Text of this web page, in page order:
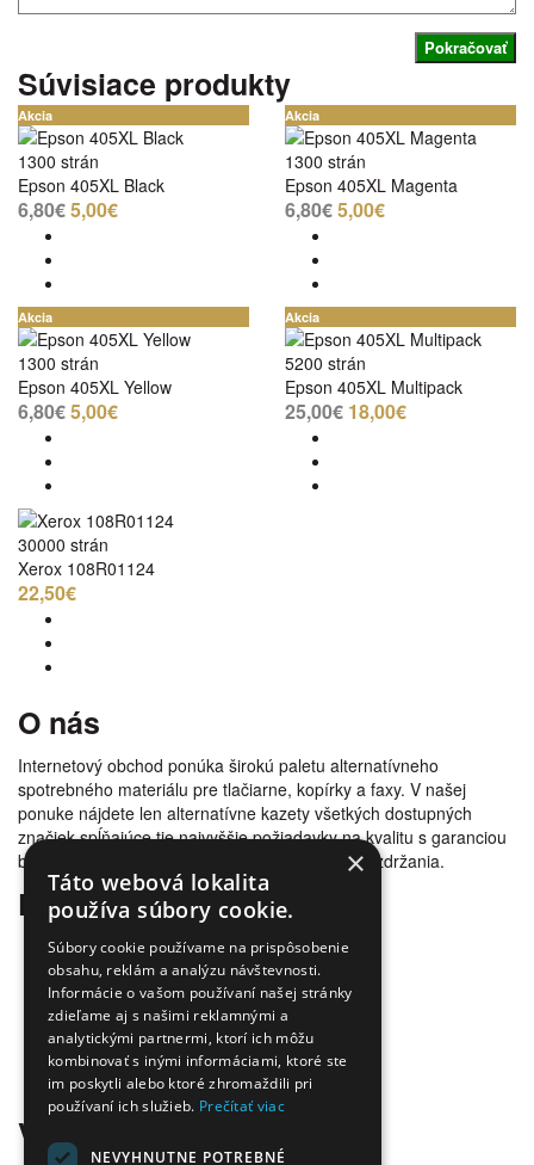
Pokračovať
Súvisiace produkty
Akcia
1300 strán
Epson 405XL Black
6,80€5,00€
Akcia
1300 strán
Epson 405XL Magenta
6,80€5,00€
Akcia
1300 strán
Epson 405XL Yellow
6,80€5,00€
Akcia
5200 strán
Epson 405XL Multipack
25,00€ 18,00€
30000 strán
Xerox 108R01124
22,50€
O nás
Internetový obchod ponúka širokú paletu alternatívneho
spotrebného materiálu pre tlačiarne, kopírky a faxy. V našej
ponuke nájdete len alternatívne kazety všetkých dostupných
značiek spĺňajúce tie najvyššie požiadavky na kvalitu s garanciou
bezproblémovosti tlače. Tovar doručujeme bez zdržania.
Prečo nakúpiť u nás
Úspora nákladov
Overená kvalita
Doprava zadarmo
Tovar skladom
Ekologická likvidácia tonerov
Množstvo spôsobov platby a dopravy
Ekológia
Všetko o nákupe
×
Táto webová lokalita
používa súbory cookie.
Súbory cookie používame na prispôsobenie
obsahu, reklám a analýzu návštevnosti.
Informácie o vašom používaní našej stránky
zdieľame aj s našimi reklamnými a
analytickými partnermi, ktorí ich môžu
kombinovať s inými informáciami, ktoré ste
im poskytli alebo ktoré zhromaždili pri
používaní ich služieb. Prečítať viac
NEVYHNUTNE POTREBNÉ